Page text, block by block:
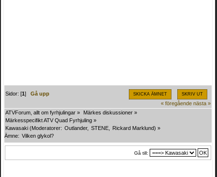
SKICKA ÄMNET SKRIV UT
Sidor: [1]Gå upp
« föregående nästa »
ATVForum, allt om fyrhjulingar » Märkes diskussioner »
Märkesspecifikt ATV Quad Fyrhjuling »
Kawasaki (Moderatorer: Outlander, STENE Rickard Marklund) »
Ämne: Vilken glykol?
Gå till: